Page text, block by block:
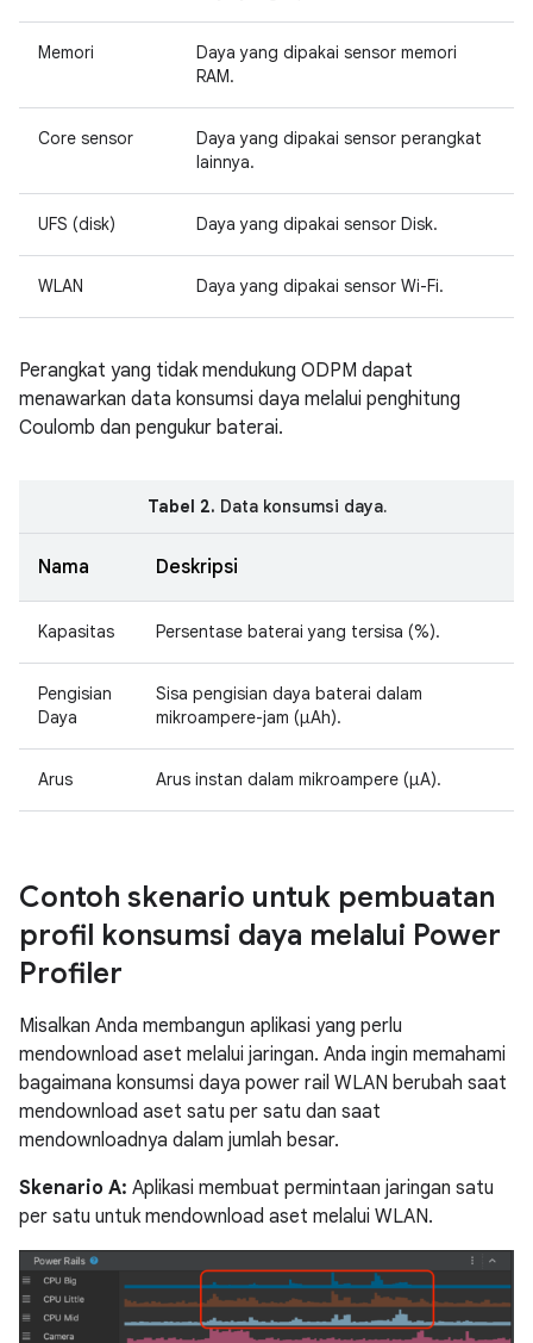
Memori
Daya yang dipakai sensor memori
RAM.
Core sensor
Daya yang dipakai sensor perangkat
lainnya.
UFS (disk) Daya yang dipakai sensor Disk.
WLAN Daya yang dipakai sensor Wi-Fi.
Perangkat yang tidak mendukung ODPM dapat
menawarkan data konsumsi daya melalui penghitung
Coulomb dan pengukur baterai.
Tabel 2. Data konsumsi daya.
Nama Deskripsi
Kapasitas Persentase baterai yang tersisa (%).
Pengisian
Daya
Sisa pengisian daya baterai dalam
mikroampere-jam (μAh).
Arus Arus instan dalam mikroampere (μA).
Contoh skenario untuk pembuatan
profil konsumsi daya melalui Power
Profiler
Misalkan Anda membangun aplikasi yang perlu
mendownload aset melalui jaringan. Anda ingin memahami
bagaimana konsumsi daya power rail WLAN berubah saat
mendownload aset satu per satu dan saat
mendownloadnya dalam jumlah besar.
Skenario A: Aplikasi membuat permintaan jaringan satu
per satu untuk mendownload aset melalui WLAN.